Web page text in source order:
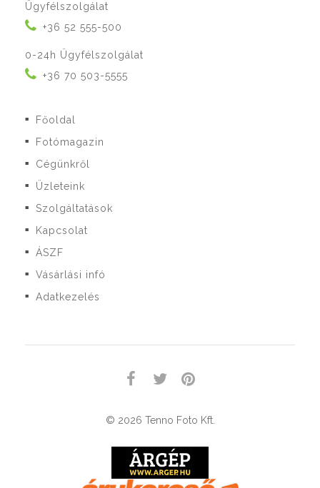
Ügyfélszolgálat
+36 52 555-500
0-24h Ügyfélszolgálat
+36 70 503-5555
■ Főoldal
■ Fotómagazin
■ Cégünkről
■ Üzleteink
■ Szolgáltatások
■ Kapcsolat
■ ÁSZF
■ Vásárlási infó
■ Adatkezelés
© 2026 Tenno Foto Kft.